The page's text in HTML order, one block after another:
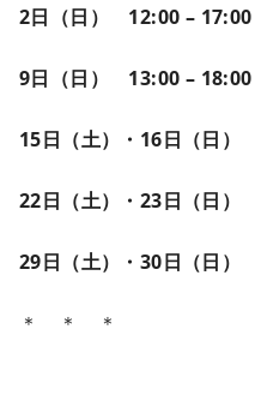
2日（日） 12:00 – 17:00
9日（日） 13:00 – 18:00
15日（土）・16日（日
22日（土）・23日（日
29日（土）・30日（日
＊ ＊ ＊